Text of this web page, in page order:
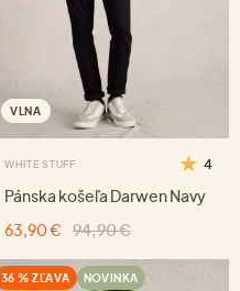
VLNA
WHITE STUFF 4
Pánska košeľa Darwen Navy
63,90 €
94,90 €
36 % ZĽAVA NOVINKA